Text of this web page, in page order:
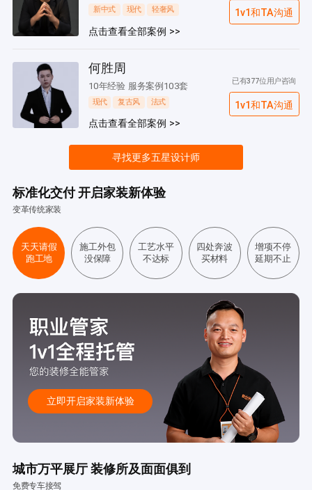
新中式 现代 轻奢风
点击查看全部案例 >>
1v1和TA沟通
何胜周
10年经验 服务案例103套
现代 复古风 法式
点击查看全部案例 >>
已有377位用户咨询
1v1和TA沟通
寻找更多五星设计师
标准化交付 开启家装新体验
变革传统家装
天天请假
跑工地
施工外包
没保障
工艺水平
不达标
四处奔波
买材料
增项不停
延期不止
立即开启家装新体验
城市万平展厅 装修所及面面俱到
免费专车接驾